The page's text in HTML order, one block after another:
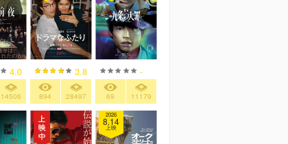
4.0
14506
3.8
894 28497
-
69 11179
2026
8.14
上映